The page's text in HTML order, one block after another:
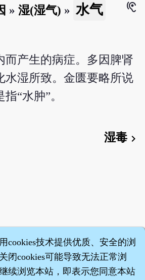
»湿(湿气) » 水气
hearing
而产生的病症。多因脾肾
水湿所致。金匮要略所说
“水肿”。
湿毒chevron_right
cookies技术提供优质、安全的浏
闭cookies可能导致无法正常浏
续浏览本站，即表示您同意本站